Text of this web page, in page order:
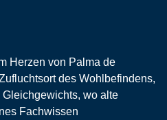
Herzen von Palma de
des Wohlbefindens,
wo alte
Fachwissen